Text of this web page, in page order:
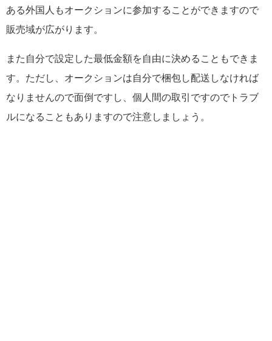
ある外国人もオークションに参加することができますので
販売域が広がります。
また自分で設定した最低金額を自由に決めることもできま
す。ただし、オークションは自分で梱包し配送しなければ
なりませんので面倒ですし、個人間の取引ですのでトラブ
ルになることもありますので注意しましょう。